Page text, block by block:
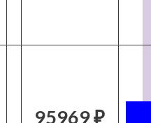
95969 ₽